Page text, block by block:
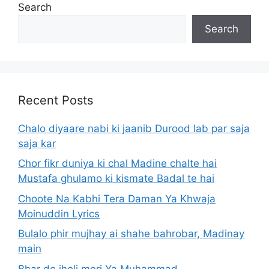
Search
Search
Recent Posts
Chalo diyaare nabi ki jaanib Durood lab par saja
saja kar
Chor fikr duniya ki chal Madine chalte hai
Mustafa ghulamo ki kismate Badal te hai
Choote Na Kabhi Tera Daman Ya Khwaja
Moinuddin Lyrics
Bulalo phir mujhay ai shahe bahrobar, Madinay
main